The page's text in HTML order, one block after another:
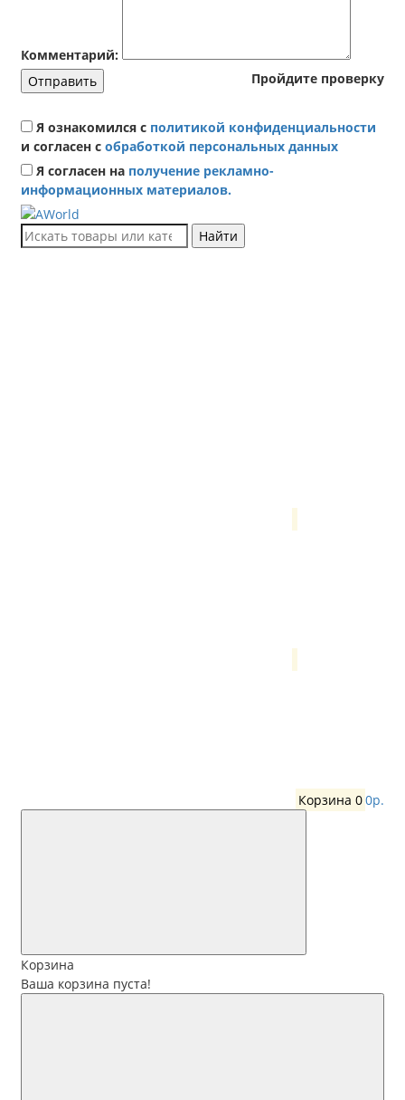
Комментарий:
Пройдите проверку
Отправить
Я ознакомился с политикой конфиденциальности
и согласен с обработкой персональных данных
Я согласен на получение рекламно-
информационных материалов.
Найти
Корзина 00р.
Корзина
Ваша корзина пуста!